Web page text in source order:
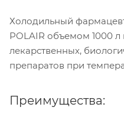
Холодильный
POLAIR объемом 1000
лекарственных,
препаратов при
Преимущества: